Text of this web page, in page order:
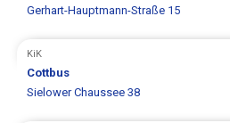
Gerhart-Hauptmann-Straße 15
KiK
Cottbus
Sielower Chaussee 38